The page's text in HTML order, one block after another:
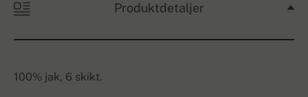
Produktdetaljer
100% jak, 6 skikt.